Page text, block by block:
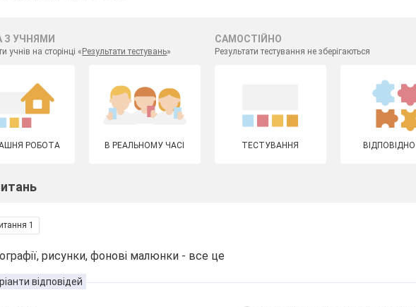
З УЧНЯМИ
учнів на сторінці « Результати тестувань»
САМОСТІЙНО
Результати тестування не зберігаються
РОБОТА В РЕАЛЬНОМУ ЧАСІ ТЕСТУВАННЯ
1
рисунки, фонові малюнки - все це
відповідей